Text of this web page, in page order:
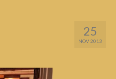
25
NOV 2013